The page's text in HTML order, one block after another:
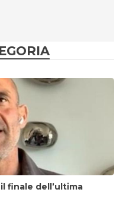
finale dell’ultima